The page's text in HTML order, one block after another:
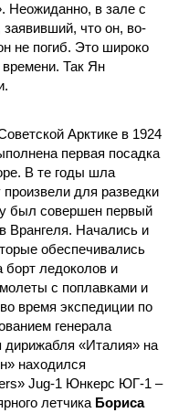
Неожиданно, в зале с
что он, во-
не погиб. Это широко
Так Ян
Арктике в 1924
первая посадка
В те годы шла
для разведки
был совершен первый
Врангеля. Начались и
обеспечивались
борт ледоколов и
с поплавками и
время экспедиции по
генерала
дирижабля «Италия» на
находился
Jug-1 Юнкерс ЮГ-1 –
летчика Бориса